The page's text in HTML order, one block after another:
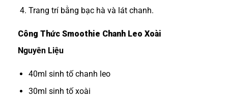
Trang trí bằng bạc hà và lát chanh.
Công Thức Smoothie Chanh Leo Xoài
Nguyên Liệu
40ml sinh tố chanh leo
30ml sinh tố xoài